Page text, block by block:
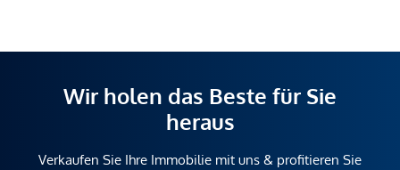
Wir holen das Beste für Sie
heraus
Verkaufen Sie Ihre Immobilie mit uns & profitieren Sie